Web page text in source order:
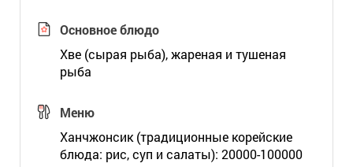
Основное блюдо
Хве (сырая рыба), жареная и тушеная
рыба
Меню
Ханчжонсик (традиционные корейские
блюда: рис, суп и салаты): 20000-100000